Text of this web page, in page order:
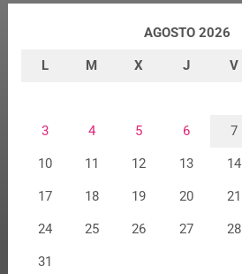
AGOSTO 2026
L M X J V
3 4 5 6 7
10 11 12 13 14
17 18 19 20 21
24 25 26 27 28
31